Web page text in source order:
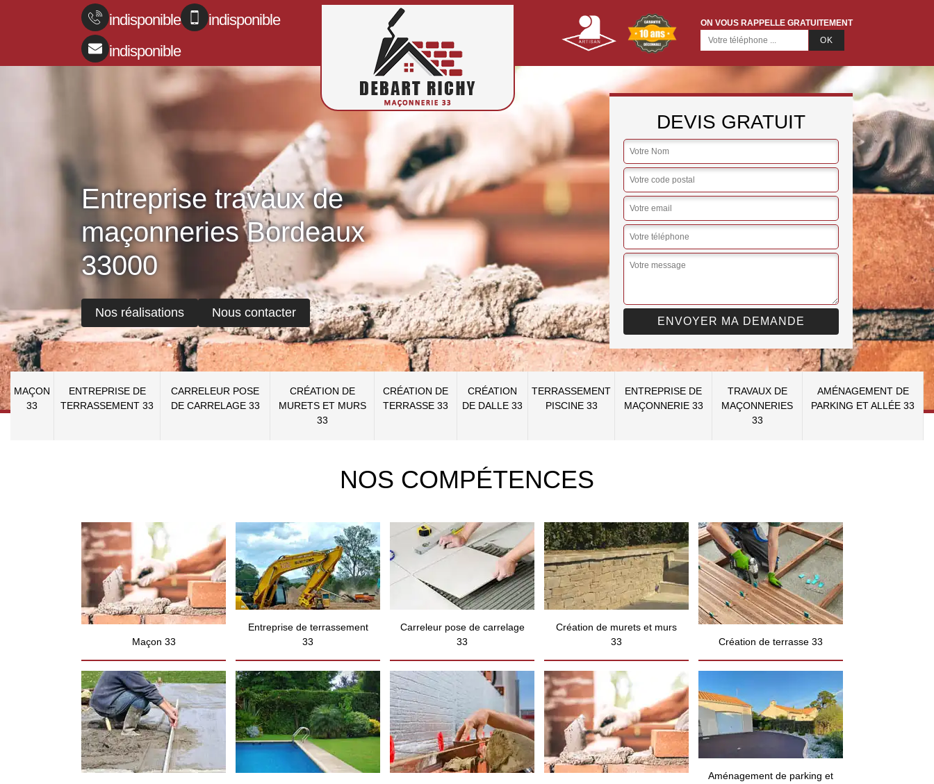
indisponible
indisponible
indisponible
ON VOUS RAPPELLE GRATUITEMENT
Entreprise travaux de
maçonneries Bordeaux
33000
Nos réalisations Nous contacter
DEVIS GRATUIT
MAÇON
33
ENTREPRISE DE
TERRASSEMENT 33
CARRELEUR POSE
DE CARRELAGE 33
CRÉATION DE
MURETS ET MURS
33
CRÉATION DE
TERRASSE 33
CRÉATION
DE DALLE 33
TERRASSEMENT
PISCINE 33
ENTREPRISE DE
MAÇONNERIE 33
TRAVAUX DE
MAÇONNERIES
33
AMÉNAGEMENT DE
PARKING ET ALLÉE 33
NOS COMPÉTENCES
Maçon 33
Entreprise de terrassement
33
Carreleur pose de carrelage
33
Création de murets et murs
33
Création de terrasse 33
Aménagement de parking et